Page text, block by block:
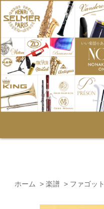
ホーム > 楽譜 > ファゴット